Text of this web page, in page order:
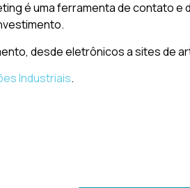
é uma ferramenta de contato
desde eletrônicos a sites de
Industriais.